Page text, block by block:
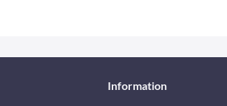
Information